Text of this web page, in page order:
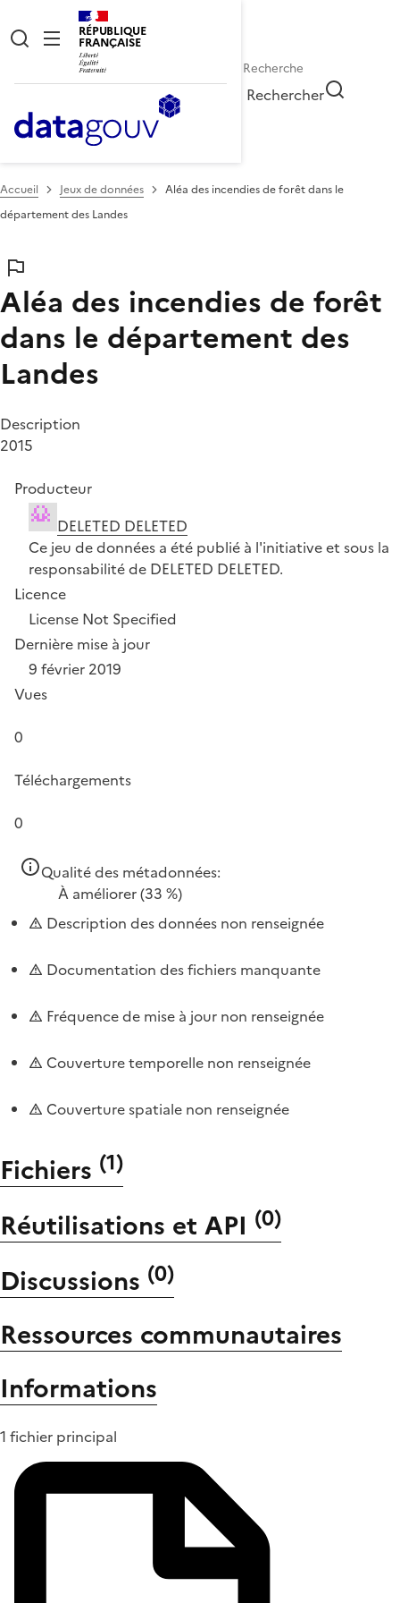
RÉPUBLIQUE
FRANÇAISE
Rechercher
Accueil Jeux de données
Aléa des incendies de forêt dans le
département des Landes
Aléa des incendies de forêt
dans le département des
Landes
Description
2015
Producteur
DELETED DELETED
Ce jeu de données a été publié à l'initiative et sous la
responsabilité de DELETED DELETED.
Licence
License Not Specified
Dernière mise à jour
9 février 2019
Vues
0
Téléchargements
0
Qualité des métadonnées:
À améliorer(33 %)
Description des données non renseignée
Documentation des fichiers manquante
Fréquence de mise à jour non renseignée
Couverture temporelle non renseignée
Couverture spatiale non renseignée
Fichiers (1)
Réutilisations et API (0)
Discussions (0)
Ressources communautaires
Informations
1 fichier principal